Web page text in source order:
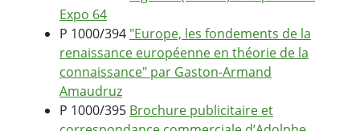
Expo 64
P 1000/394 "Europe, les fondements de la
renaissance européenne en théorie de la
connaissance" par Gaston-Armand
Amaudruz
P 1000/395 Brochure publicitaire et